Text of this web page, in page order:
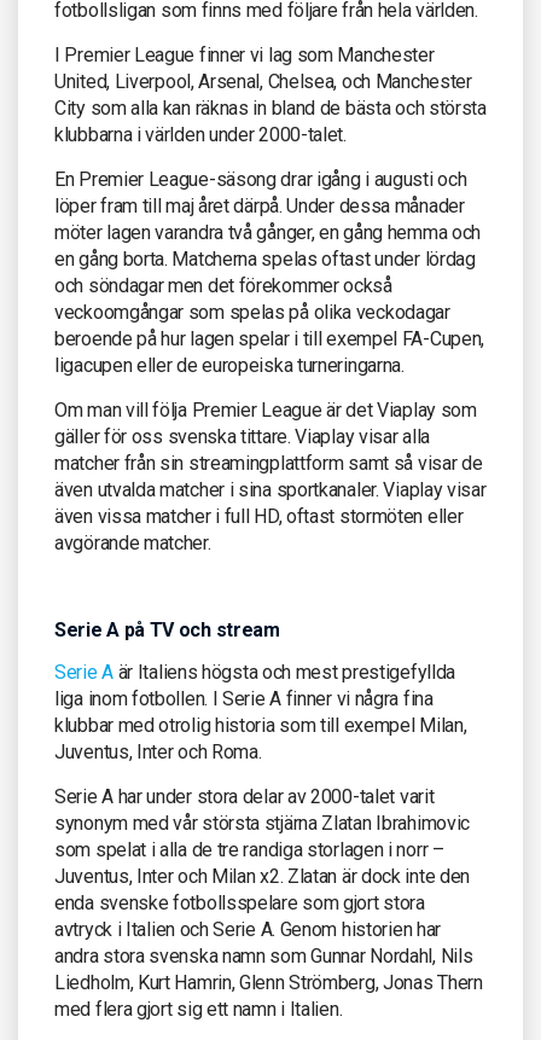
fotbollsligan som finns med följare från hela världen.
I Premier League finner vi lag som Manchester
United, Liverpool, Arsenal, Chelsea, och Manchester
City som alla kan räknas in bland de bästa och största
klubbarna i världen under 2000-talet.
En Premier League-säsong drar igång i augusti och
löper fram till maj året därpå. Under dessa månader
möter lagen varandra två gånger, en gång hemma och
en gång borta. Matcherna spelas oftast under lördag
och söndagar men det förekommer också
veckoomgångar som spelas på olika veckodagar
beroende på hur lagen spelar i till exempel FA-Cupen,
ligacupen eller de europeiska turneringarna.
Om man vill följa Premier League är det Viaplay som
gäller för oss svenska tittare. Viaplay visar alla
matcher från sin streamingplattform samt så visar de
även utvalda matcher i sina sportkanaler. Viaplay visar
även vissa matcher i full HD, oftast stormöten eller
avgörande matcher.
Serie A på TV och stream
Serie Aär Italiens högsta och mest prestigefyllda
liga inom fotbollen. I Serie A finner vi några fina
klubbar med otrolig historia som till exempel Milan,
Juventus, Inter och Roma.
Serie A har under stora delar av 2000-talet varit
synonym med vår största stjärna Zlatan Ibrahimovic
som spelat i alla de tre randiga storlagen i norr –
Juventus, Inter och Milan x2. Zlatan är dock inte den
enda svenske fotbollsspelare som gjort stora
avtryck i Italien och Serie A. Genom historien har
andra stora svenska namn som Gunnar Nordahl, Nils
Liedholm, Kurt Hamrin, Glenn Strömberg, Jonas Thern
med flera gjort sig ett namn i Italien.